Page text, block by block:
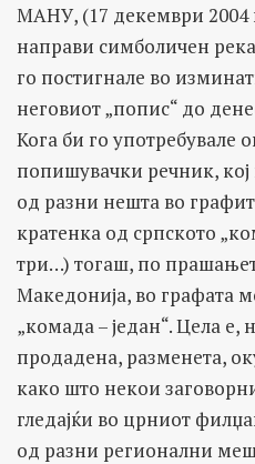
МАНУ, (17 декември 2004
направи симболичен
го постигнале во
неговиот „попис“ до
Кога би го употребувале
попишувачки речник,
од разни нешта во
кратенка од српското
три…) тогаш, по
Македонија, во графата
„комада – један“. Цела е,
продадена, разменета,
како што некои
гледајќи во црниот
од разни регионални